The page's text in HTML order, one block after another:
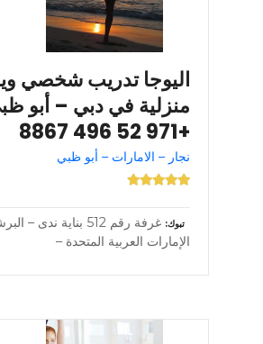
اليوجا تدريب شخصي
منزلية في دبي – أبو
+971 52 496 8867
نجار – الامارات – أبو ظبي
تبوك
الإمارات العربية المتحدة –